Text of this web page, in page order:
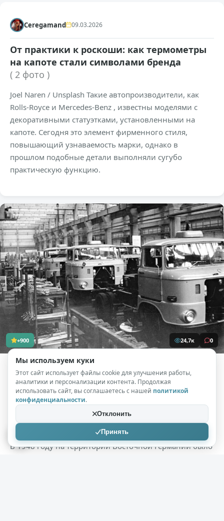
Ceregamand 09.03.2026
От практики к роскоши: как термометры
на капоте стали символами бренда
( 2 фото )
Joel Naren / Unsplash Такие автопроизводители, как
Rolls-Royce и Mercedes-Benz , известны моделями с
декоративными статуэтками, установленными на
капоте. Сегодня это элемент фирменного стиля,
повышающий узнаваемость марки, однако в
прошлом подобные детали выполняли сугубо
практическую функцию.
+900 24,7к 0
Kizuru 09.03.2026
Немецкая надёжность для советских
полей: как грузовики IFA из ГДР стали
легендой( 3 фото )
В 1948 году на территории Восточной Германии было
Мы используем куки
Этот сайт использует файлы cookie для улучшения работы,
аналитики и персонализации контента. Продолжая
использовать сайт, вы соглашаетесь с нашей политикой
конфиденциальности.
Отклонить
Принять